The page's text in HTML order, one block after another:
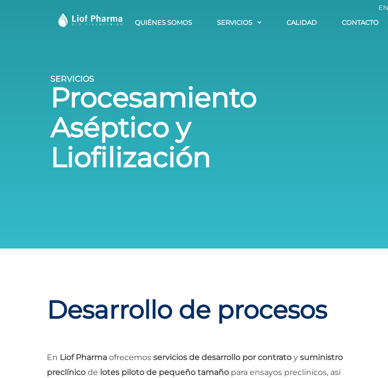
QUIÉNES SOMOS SERVICIOS CALIDAD CONTACTO
EN
SERVICIOS
Procesamiento
Aséptico y
Liofilización
Desarrollo de procesos
En Liof Pharma ofrecemosservicios de desarrollo por contrato ysuministro
preclínico de lotes piloto de pequeño tamaño para ensayos preclínicos, así